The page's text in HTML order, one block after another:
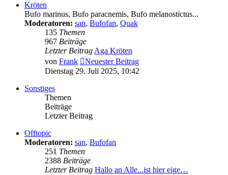
Kröten
Bufo marinus, Bufo paracnemis, Bufo melanostictus...
Moderatoren: san, Bufofan, Quak
135 Themen
967 Beiträge
Letzter BeitragAga Kröten
von Frank
Neuester Beitrag
Dienstag 29. Juli 2025, 10:42
Sonstiges
Themen
Beiträge
Letzter Beitrag
Offtopic
Moderatoren: san, Bufofan
251 Themen
2388 Beiträge
Letzter Beitrag Hallo an Alle...ist hier eige…